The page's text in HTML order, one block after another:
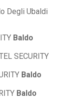
Baldo
SECURITY
Baldo
Baldo